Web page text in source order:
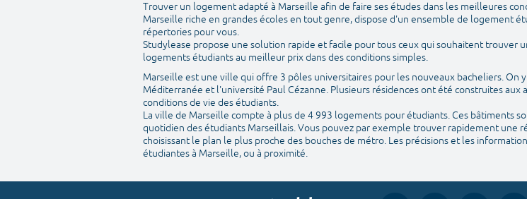
Trouver un logement adapté à Marseille afin de faire ses études dans les meilleures
Marseille riche en grandes écoles en tout genre, dispose d'un ensemble de logement
répertories pour vous.
Studylease propose une solution rapide et facile pour tous ceux qui souhaitent trouver
logements étudiants au meilleur prix dans des conditions simples.
Marseille est une ville qui offre 3 pôles universitaires pour les nouveaux bacheliers.
Méditerranée et l'université Paul Cézanne. Plusieurs résidences ont été construites
conditions de vie des étudiants.
La ville de Marseille compte à plus de 4 993 logements pour étudiants. Ces bâtiments
quotidien des étudiants Marseillais. Vous pouvez par exemple trouver rapidement une
choisissant le plan le plus proche des bouches de métro. Les précisions et les
étudiantes à Marseille, ou à proximité.